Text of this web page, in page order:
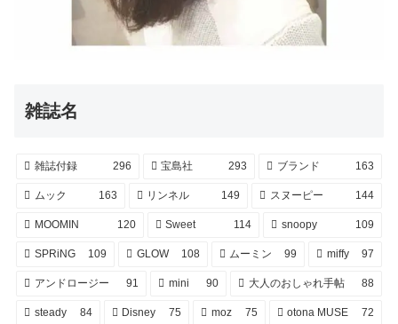
雑誌名
雑誌付録 296 宝島社 293 ブランド 163
ムック 163 リンネル 149 スヌーピー 144
MOOMIN 120 Sweet 114 snoopy 109
SPRiNG 109 GLOW 108 ムーミン 99 miffy 97
アンドロージー 91 mini 90 大人のおしゃれ手帖 88
steady 84 Disney 75 moz 75 otona MUSE 72